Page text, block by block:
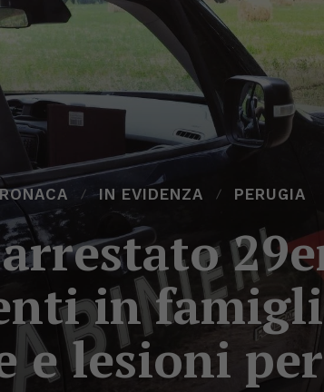
IN EVIDENZA PERUGIA
in
e lesioni